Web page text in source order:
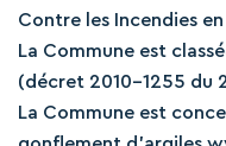
Contre les Incendies
La Commune est
(décret 2010-1255 du
La Commune est